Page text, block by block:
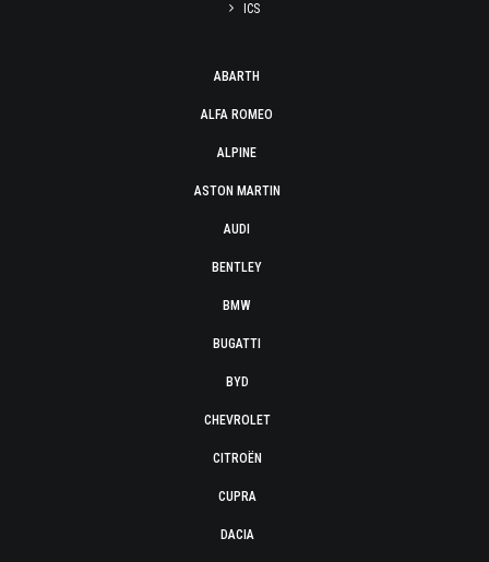
ICS
ABARTH
ALFA ROMEO
ALPINE
ASTON MARTIN
AUDI
BENTLEY
BMW
BUGATTI
BYD
CHEVROLET
CITROËN
CUPRA
DACIA